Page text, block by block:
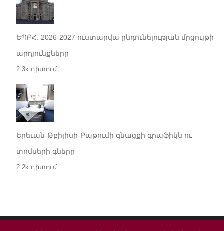
ԵՊԲՀ. 2026-2027 ուստարվա ընդունելության մրցույթի
արդյունքները
2.3k դիտում
Երեւան-Թբիլիսի-Բաթումի գնացքի գրաֆիկն ու
տոմսերի գները
2.2k դիտում